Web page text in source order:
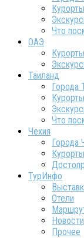
Что
ОАЭ
Таиланд
Города
Что
Чехия
Города
ТурИнфо
Отели
Новости
Прочее